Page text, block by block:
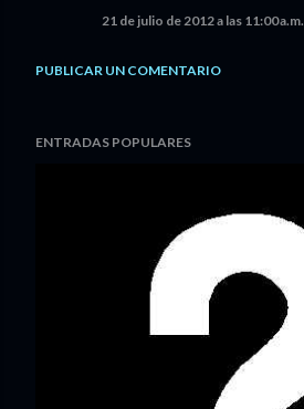
21 de julio de 2012 a las 11:00 a.m.
PUBLICAR UN COMENTARIO
ENTRADAS POPULARES